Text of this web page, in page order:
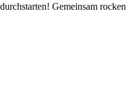
Gemeinsam rocken